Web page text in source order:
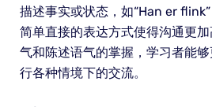
描述事实或状态，如“Han er
简单直接的表达方式使得沟通更
气和陈述语气的掌握，学习者能
行各种情境下的交流。